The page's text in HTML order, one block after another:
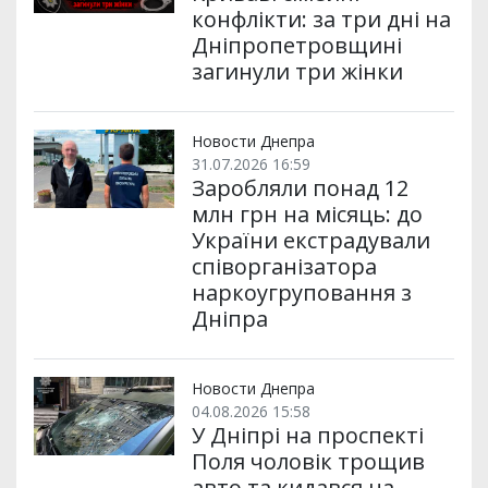
конфлікти: за три дні на
Дніпропетровщині
загинули три жінки
Новости Днепра
31.07.2026 16:59
Заробляли понад 12
млн грн на місяць: до
України екстрадували
співорганізатора
наркоугруповання з
Дніпра
Новости Днепра
04.08.2026 15:58
У Дніпрі на проспекті
Поля чоловік трощив